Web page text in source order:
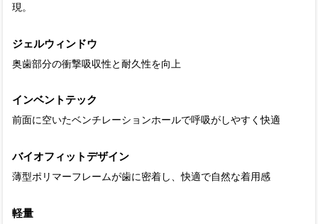
現。
ジェルウィンドウ
奥歯部分の衝撃吸収性と耐久性を向上
インベントテック
前面に空いたベンチレーションホールで呼吸がしやすく快適
バイオフィットデザイン
薄型ポリマーフレームが歯に密着し、快適で自然な着用感
軽量